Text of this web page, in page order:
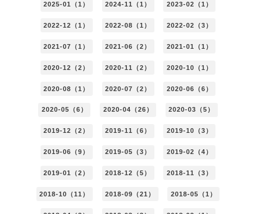
2025-01（1） 2024-11（1） 2023-02（1）
2022-12（1） 2022-08（1） 2022-02（3）
2021-07（1） 2021-06（2） 2021-01（1）
2020-12（2） 2020-11（2） 2020-10（1）
2020-08（1） 2020-07（2） 2020-06（6）
2020-05（6） 2020-04（26） 2020-03（5）
2019-12（2） 2019-11（6） 2019-10（3）
2019-06（9） 2019-05（3） 2019-02（4）
2019-01（2） 2018-12（5） 2018-11（3）
2018-10（11） 2018-09（21） 2018-05（1）